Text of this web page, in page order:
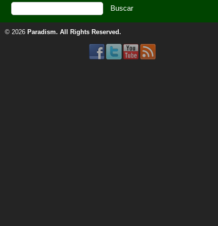
© 2026 Paradism. All Rights Reserved.